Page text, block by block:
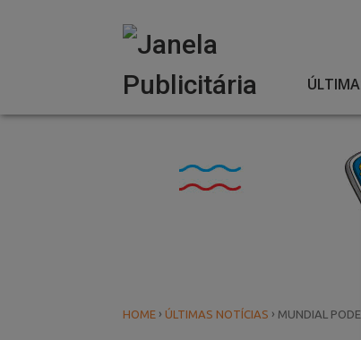
HOME › ÚLTIMAS NOTÍCIAS › MUNDIAL